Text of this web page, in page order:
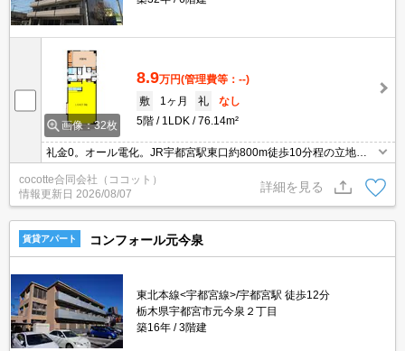
画像：32枚
8.9万円(管理費等：--)
敷
1ヶ月 礼
なし
5階
1LDK 76.14m²
礼金0。オール電化。JR宇都宮駅東口約800m徒歩10分程の立地。
cocotte合同会社（ココット）
情報更新日 2026/08/07
詳細を見る
賃貸アパート コンフォール元今泉
東北本線<宇都宮線>/宇都宮駅 徒歩12分
栃木県宇都宮市元今泉２丁目
築16年
3階建